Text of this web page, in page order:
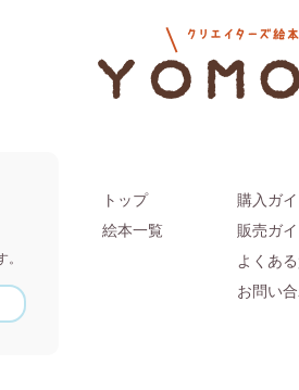
トップ
絵本一覧
購入ガ
販売ガ
よくあ
お問い